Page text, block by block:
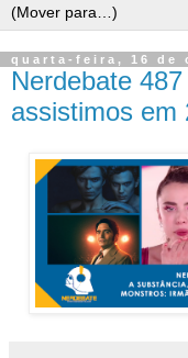
quarta-feira, 16 de
Nerdebate
assistimos em